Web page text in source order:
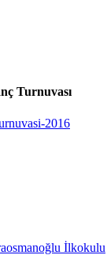
Turnuvası
İlkokulu